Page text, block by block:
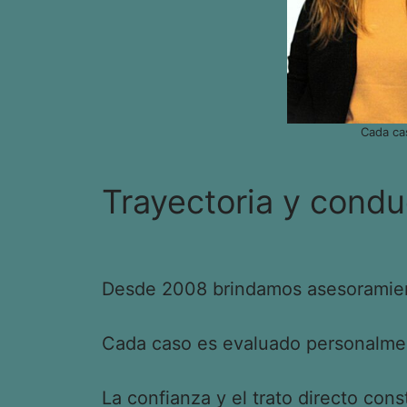
Cada
Trayectoria y
Desde 2008 brindamos
Cada caso es evaluado
La confianza y el trato directo